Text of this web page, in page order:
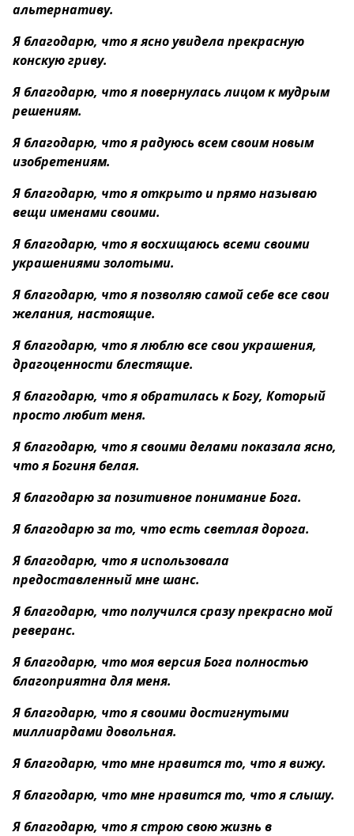
альтернативу.
Я благодарю, что я ясно увидела прекрасную
конскую гриву.
Я благодарю, что я повернулась лицом к мудрым
решениям.
Я благодарю, что я радуюсь всем своим новым
изобретениям.
Я благодарю, что я открыто и прямо называю
вещи именами своими.
Я благодарю, что я восхищаюсь всеми своими
украшениями золотыми.
Я благодарю, что я позволяю самой себе все свои
желания, настоящие.
Я благодарю, что я люблю все свои украшения,
драгоценности блестящие.
Я благодарю, что я обратилась к Богу, Который
просто любит меня.
Я благодарю, что я своими делами показала ясно,
что я Богиня белая.
Я благодарю за позитивное понимание Бога.
Я благодарю за то, что есть светлая дорога.
Я благодарю, что я использовала
предоставленный мне шанс.
Я благодарю, что получился сразу прекрасно мой
реверанс.
Я благодарю, что моя версия Бога полностью
благоприятна для меня.
Я благодарю, что я своими достигнутыми
миллиардами довольная.
Я благодарю, что мне нравится то, что я вижу.
Я благодарю, что мне нравится то, что я слышу.
Я благодарю, что я строю свою жизнь в